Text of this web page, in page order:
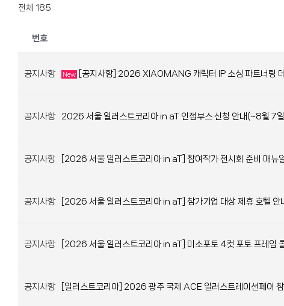
전체 185
번호
공지사항 New [공지사항] 2026 XIAOMANG 캐릭터 IP 소싱 파트너링
공지사항 2026 서울 일러스트코리아 in aT 인접부스 신청 안내(~8월 7
공지사항 [2026 서울 일러스트코리아 in aT] 참여작가 전시회 준비 매뉴
공지사항 [2026 서울 일러스트코리아 in aT] 참가기업 대상 제휴 호텔 안
공지사항 [2026 서울 일러스트코리아 in aT] 미소포토 4컷 포토 프레임
공지사항 [일러스트코리아] 2026 광주 국제 ACE 일러스트레이션페어